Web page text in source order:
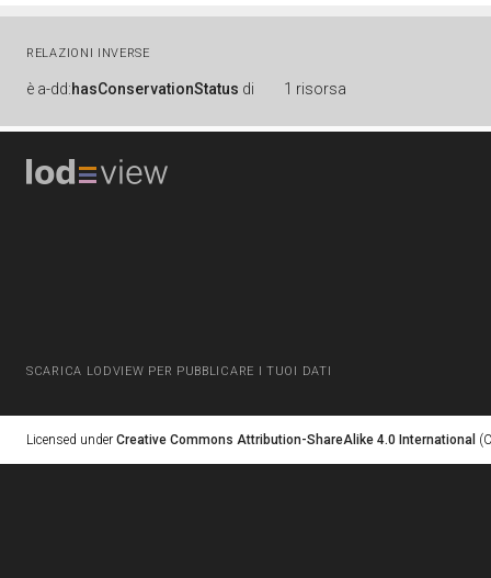
RELAZIONI INVERSE
è a-dd:hasConservationStatus di 1 risorsa
SCARICA LODVIEW PER PUBBLICARE I TUOI DATI
Licensed under Creative Commons Attribution-ShareAlike 4.0 International